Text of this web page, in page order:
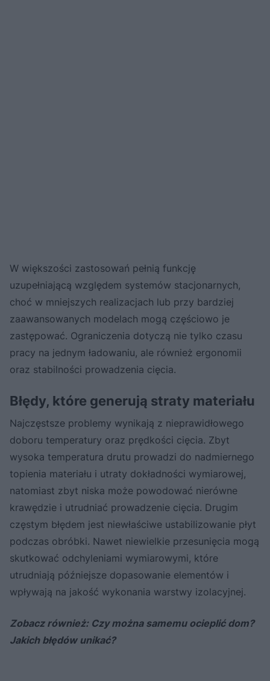
W większości zastosowań pełnią funkcję
uzupełniającą względem systemów stacjonarnych,
choć w mniejszych realizacjach lub przy bardziej
zaawansowanych modelach mogą częściowo je
zastępować. Ograniczenia dotyczą nie tylko czasu
pracy na jednym ładowaniu, ale również ergonomii
oraz stabilności prowadzenia cięcia.
Błędy, które generują straty materiału
Najczęstsze problemy wynikają z nieprawidłowego
doboru temperatury oraz prędkości cięcia. Zbyt
wysoka temperatura drutu prowadzi do nadmiernego
topienia materiału i utraty dokładności wymiarowej,
natomiast zbyt niska może powodować nierówne
krawędzie i utrudniać prowadzenie cięcia. Drugim
częstym błędem jest niewłaściwe ustabilizowanie płyt
podczas obróbki. Nawet niewielkie przesunięcia mogą
skutkować odchyleniami wymiarowymi, które
utrudniają późniejsze dopasowanie elementów i
wpływają na jakość wykonania warstwy izolacyjnej.
Zobacz również: Czy można samemu ocieplić dom?
Jakich błędów unikać?